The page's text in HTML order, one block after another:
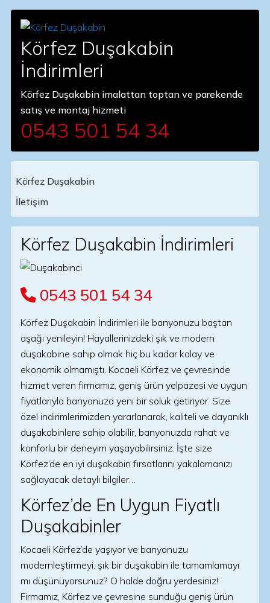
Körfez Duşakabin
İndirimleri
Körfez Duşakabin imalattan toptan ve parekende
satış ve montaj hizmeti
0543 501 54 34
Main Navigation
Körfez Duşakabin
İletişim
Körfez Duşakabin İndirimleri
0543 501 54 34
Körfez Duşakabin İndirimleri ile banyonuzu baştan
aşağı yenileyin! Hayallerinizdeki şık ve modern
duşakabine sahip olmak hiç bu kadar kolay ve
ekonomik olmamıştı. Kocaeli Körfez ve çevresinde
hizmet veren firmamız, geniş ürün yelpazesi ve uygun
fiyatlarıyla banyonuza yeni bir soluk getiriyor. Size
özel indirimlerimizden yararlanarak, kaliteli ve dayanıklı
duşakabinlere sahip olabilir, banyonuzda rahat ve
konforlu bir deneyim yaşayabilirsiniz. İşte size
Körfez’de en iyi duşakabin fırsatlarını yakalamanızı
sağlayacak detaylı bilgiler…
Körfez’de En Uygun Fiyatlı
Duşakabinler
Kocaeli Körfez’de yaşıyor ve banyonuzu
modernleştirmeyi, şık bir duşakabin ile tamamlamayı
mı düşünüyorsunuz? O halde doğru yerdesiniz!
Firmamız, Körfez ve çevresine sunduğu geniş ürün